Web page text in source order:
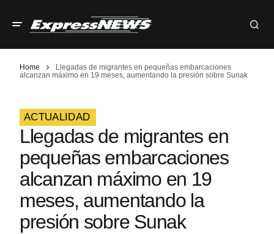
Home
Llegadas de migrantes en pequeñas embarcaciones
alcanzan máximo en 19 meses, aumentando la presión sobre Sunak
ACTUALIDAD
Llegadas de migrantes en
pequeñas embarcaciones
alcanzan máximo en 19
meses, aumentando la
presión sobre Sunak